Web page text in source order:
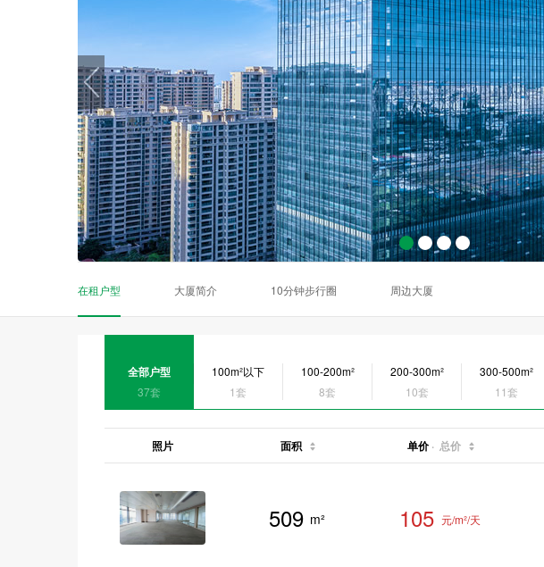
在租户型 大厦简介 10分钟步行圈 周边大厦
全部户型
37套
100m²以下
1套
100-200m²
8套
200-300m²
10套
300-500m²
11套
照片 面积 单价· 总价
509 m² 105 元/m²/天